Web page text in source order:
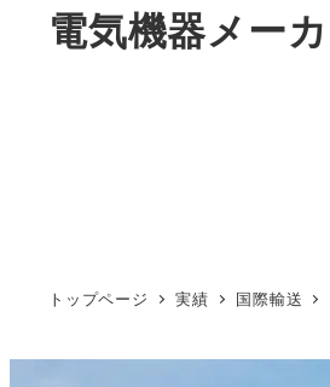
電気機器メー
トップページ 実績 国際輸送